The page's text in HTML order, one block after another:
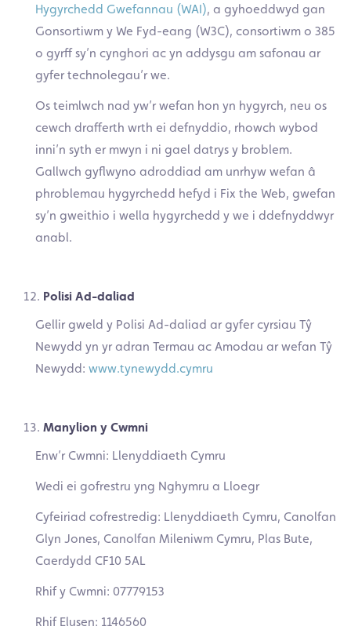
Hygyrchedd Gwefannau (WAI), a gyhoeddwyd gan
Gonsortiwm y We Fyd-eang (W3C), consortiwm o 385
o gyrff sy’n cynghori ac yn addysgu am safonau ar
gyfer technolegau’r we.
Os teimlwch nad yw’r wefan hon yn hygyrch, neu os
cewch drafferth wrth ei defnyddio, rhowch wybod
inni’n syth er mwyn i ni gael datrys y broblem.
Gallwch gyflwyno adroddiad am unrhyw wefan â
phroblemau hygyrchedd hefyd i Fix the Web, gwefan
sy’n gweithio i wella hygyrchedd y we i ddefnyddwyr
anabl.
Polisi Ad-daliad
Gellir gweld y Polisi Ad-daliad ar gyfer cyrsiau Tŷ
Newydd yn yr adran Termau ac Amodau ar wefan Tŷ
Newydd: www.tynewydd.cymru
Manylion y Cwmni
Enw’r Cwmni: Llenyddiaeth Cymru
Wedi ei gofrestru yng Nghymru a Lloegr
Cyfeiriad cofrestredig: Llenyddiaeth Cymru, Canolfan
Glyn Jones, Canolfan Mileniwm Cymru, Plas Bute,
Caerdydd CF10 5AL
Rhif y Cwmni: 07779153
Rhif Elusen: 1146560